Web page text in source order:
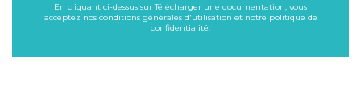
En cliquant ci-dessus sur Télécharger une documentation, vous
acceptez nos conditions générales d'utilisation et notre politique de
confidentialité.